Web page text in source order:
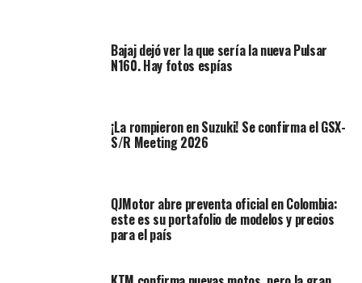
Diseño deportivo
Bajaj dejó ver la que sería la nueva Pulsar
N160. Hay fotos espías
¡La rompieron en Suzuki! Se confirma el GSX-
S/R Meeting 2026
QJMotor abre preventa oficial en Colombia:
este es su portafolio de modelos y precios
para el país